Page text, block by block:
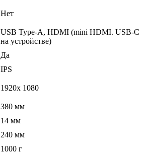
Нет
USB Type-A, HDMI (mini HDMI. USB-C
на устройстве)
Да
IPS
1920x 1080
380 мм
14 мм
240 мм
1000 г